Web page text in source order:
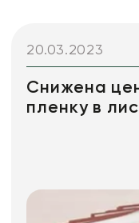
20.03.2023
Снижена
пленку в